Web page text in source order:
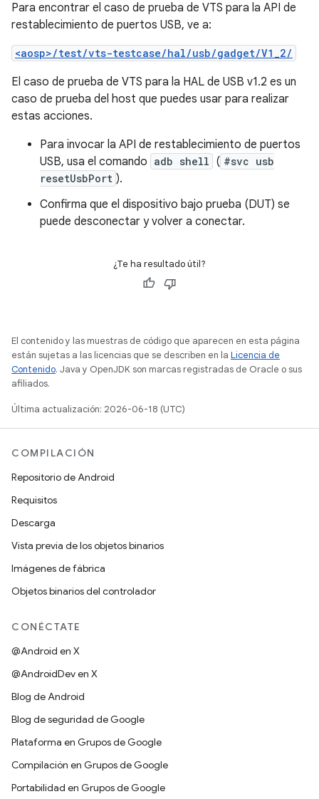
Para encontrar el caso de prueba de VTS para la API de
restablecimiento de puertos USB, ve a:
<aosp>/test/vts-testcase/hal/usb/gadget/V1_2/
El caso de prueba de VTS para la HAL de USB v1.2 es un
caso de prueba del host que puedes usar para realizar
estas acciones.
Para invocar la API de restablecimiento de puertos
USB, usa el comando adb shell ( #svc usb
resetUsbPort ).
Confirma que el dispositivo bajo prueba (DUT) se
puede desconectar y volver a conectar.
¿Te ha resultado útil?
El contenido y las muestras de código que aparecen en esta página
están sujetas a las licencias que se describen en la Licencia de
Contenido. Java y OpenJDK son marcas registradas de Oracle o sus
afiliados.
Última actualización: 2026-06-18 (UTC)
COMPILACIÓN
Repositorio de Android
Requisitos
Descarga
Vista previa de los objetos binarios
Imágenes de fábrica
Objetos binarios del controlador
CONÉCTATE
@Android en X
@AndroidDev en X
Blog de Android
Blog de seguridad de Google
Plataforma en Grupos de Google
Compilación en Grupos de Google
Portabilidad en Grupos de Google